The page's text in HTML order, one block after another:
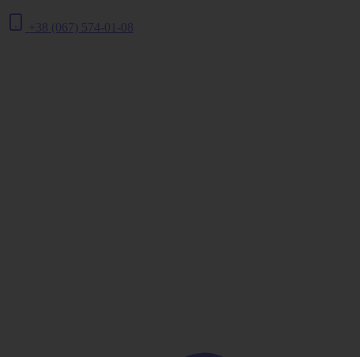
+38 (067) 574-01-08